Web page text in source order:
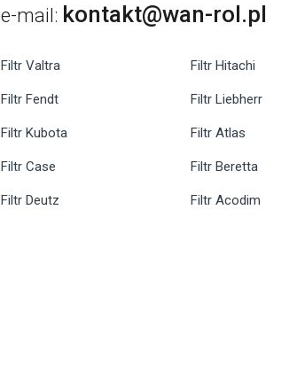
e-mail: kontakt@wan-rol.pl
Filtr Valtra
Filtr Fendt
Filtr Kubota
Filtr Case
Filtr Deutz
Filtr Hitachi
Filtr Liebherr
Filtr Atlas
Filtr Beretta
Filtr Acodim